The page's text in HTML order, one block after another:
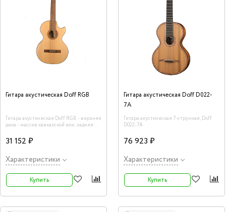
Гитара акустическая Doff RGB
Гитара акустическая Doff RGB - верхняя
дека - массив кавказской ели; задняя
Клён. Нижний и верхний порожки
изготовлены из натуральной кости.
31 152 ₽
Характеристики
Купить
Гитара акустическая Doff D022-
7A
Гитара акустическая 7-струнная, Doff
D022-7A
76 923 ₽
Характеристики
Купить